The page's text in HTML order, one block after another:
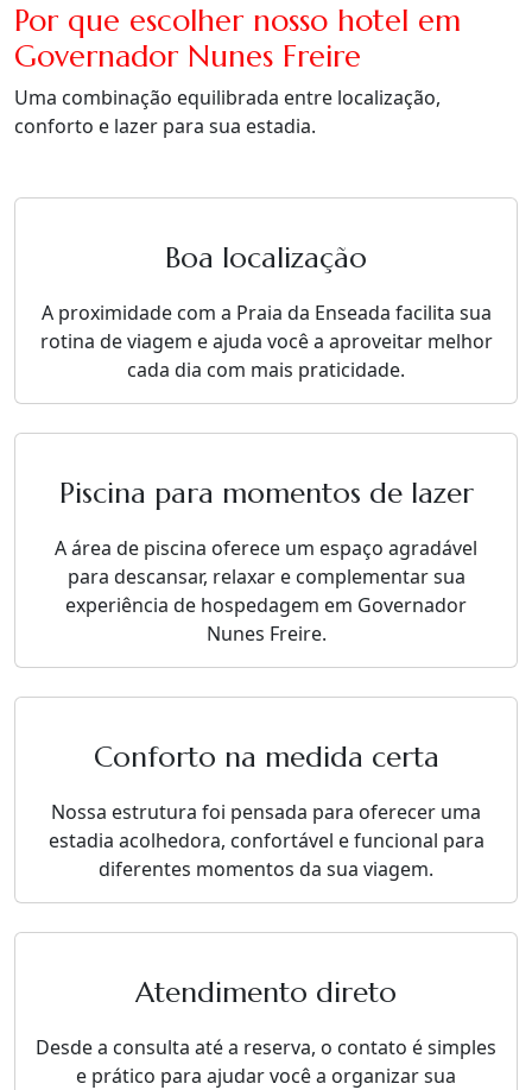
Por que escolher nosso hotel em
Governador Nunes Freire
Uma combinação equilibrada entre localização,
conforto e lazer para sua estadia.
Boa localização
A proximidade com a Praia da Enseada facilita sua
rotina de viagem e ajuda você a aproveitar melhor
cada dia com mais praticidade.
Piscina para momentos de lazer
A área de piscina oferece um espaço agradável
para descansar, relaxar e complementar sua
experiência de hospedagem em Governador
Nunes Freire.
Conforto na medida certa
Nossa estrutura foi pensada para oferecer uma
estadia acolhedora, confortável e funcional para
diferentes momentos da sua viagem.
Atendimento direto
Desde a consulta até a reserva, o contato é simples
e prático para ajudar você a organizar sua